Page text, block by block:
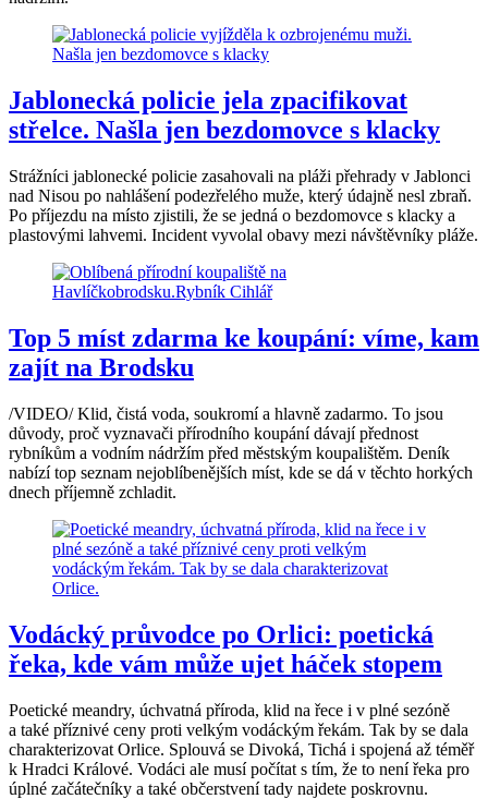
Jablonecká policie jela zpacifikovat
střelce. Našla jen bezdomovce s klacky
Strážníci jablonecké policie zasahovali na pláži přehrady v Jablonci
nad Nisou po nahlášení podezřelého muže, který údajně nesl zbraň.
Po příjezdu na místo zjistili, že se jedná o bezdomovce s klacky a
plastovými lahvemi. Incident vyvolal obavy mezi návštěvníky pláže.
Top 5 míst zdarma ke koupání: víme, kam
zajít na Brodsku
/VIDEO/ Klid, čistá voda, soukromí a hlavně zadarmo. To jsou
důvody, proč vyznavači přírodního koupání dávají přednost
rybníkům a vodním nádržím před městským koupalištěm. Deník
nabízí top seznam nejoblíbenějších míst, kde se dá v těchto horkých
dnech příjemně zchladit.
Vodácký průvodce po Orlici: poetická
řeka, kde vám může ujet háček stopem
Poetické meandry, úchvatná příroda, klid na řece i v plné sezóně
a také příznivé ceny proti velkým vodáckým řekám. Tak by se dala
charakterizovat Orlice. Splouvá se Divoká, Tichá i spojená až téměř
k Hradci Králové. Vodáci ale musí počítat s tím, že to není řeka pro
úplné začátečníky a také občerstvení tady najdete poskrovnu.